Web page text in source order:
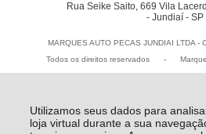
Utilizamos seus dados para
loja virtual durante a sua
Rua Seike Saito, 669 Vila
- Jundiaí - SP
MARQUES AUTO PECAS JUNDIAI LTDA
Todos os direitos reservados
-